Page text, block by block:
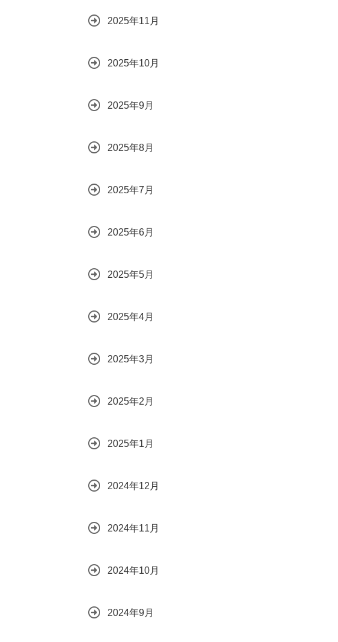
2025年11月
2025年10月
2025年9月
2025年8月
2025年7月
2025年6月
2025年5月
2025年4月
2025年3月
2025年2月
2025年1月
2024年12月
2024年11月
2024年10月
2024年9月